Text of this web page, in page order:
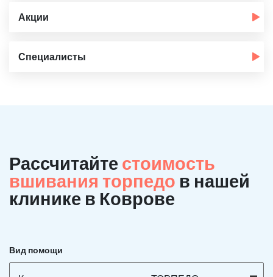
Акции
Специалисты
Рассчитайте стоимость
вшивания торпедо в нашей
клинике в Коврове
Вид помощи